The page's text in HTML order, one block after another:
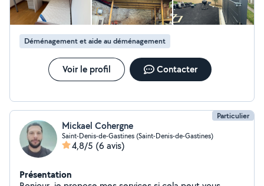
Déménagement et aide au déménagement
Voir le profil Contacter
Particulier
Mickael Cohergne
Saint-Denis-de-Gastines (Saint-Denis-de-Gastines)
4,8/5 (6 avis)
Présentation